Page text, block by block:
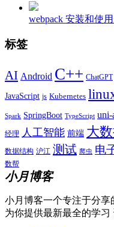
webpack 安装和使
标签
AI Android C++ ChatGPT
JavaScript js Kubernetes
Spark SpringBoot TypeScript uni-
经理 人工智能 前端 大
数据结构 沪江 测试 爬虫 电
数帮
小月博客
小月博客一个专注于分
为你提供最新最全的学习